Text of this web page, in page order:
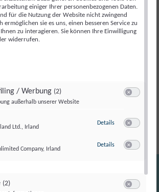
Lectures
–
einiger Ihrer personenbezogenen Daten.
für die Nutzung der Website nicht zwingend
sie es uns, einen besseren Service zu
zu interagieren. Sie können Ihre Einwilligung
widerrufen.
/ Werbung (2)
außerhalb unserer Website
Ltd., Irland
Details zu Meta Pixel
Company, Irland
Details zu LinkedIn Pixel
Switch
(2)